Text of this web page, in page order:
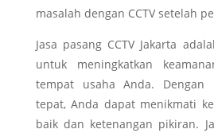
masalah dengan CCTV setelah
Jasa pasang CCTV Jakarta
untuk meningkatkan
tempat usaha Anda. Dengan
tepat, Anda dapat menikmati
baik dan ketenangan pikiran.